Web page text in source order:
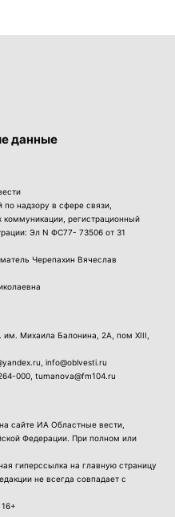
данные
надзору в сфере связи,
регистрационный
Эл N ФС77- 73506 от 31
Черепахин Вячеслав
им. Михаила Балонина, 2А, пом XIII,
info@oblvesti.ru
000 , tumanova@fm104.ru
сайте ИА Областные вести,
Федерации. При полном или
гиперссылка на главную страницу
не всегда совпадает с